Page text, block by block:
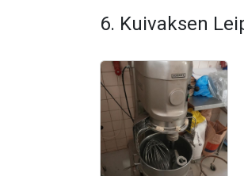
6. Kuivaksen